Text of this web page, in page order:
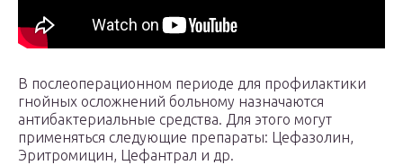
В послеоперационном периоде для профилактики
гнойных осложнений больному назначаются
антибактериальные средства. Для этого могут
применяться следующие препараты: Цефазолин,
Эритромицин, Цефантрал и др.